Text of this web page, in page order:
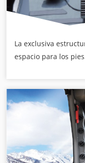
La exclusiva
espacio para los